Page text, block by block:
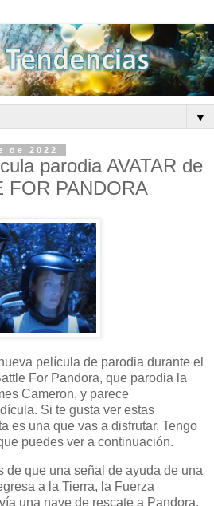
▼
de 2022
parodia AVATAR de
FOR PANDORA
película de parodia durante el
For Pandora, que parodia la
Cameron, y parece
Si te gusta ver estas
es una que vas a disfrutar. Tengo
puedes ver a continuación.
de que una señal de ayuda de una
a la Tierra, la Fuerza
una nave de rescate a Pandora,